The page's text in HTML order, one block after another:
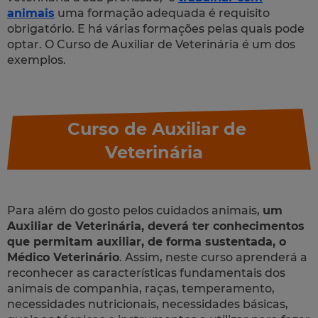
animais uma formação adequada é requisito
obrigatório. E há várias formações pelas quais pode
optar. O Curso de Auxiliar de Veterinária é um dos
exemplos.
Curso de Auxiliar de
Veterinária
Para além do gosto pelos cuidados animais, um
Auxiliar de Veterinária, deverá ter conhecimentos
que permitam auxiliar, de forma sustentada, o
Médico Veterinário. Assim, neste curso aprenderá a
reconhecer as características fundamentais dos
animais de companhia, raças, temperamento,
necessidades nutricionais, necessidades básicas,